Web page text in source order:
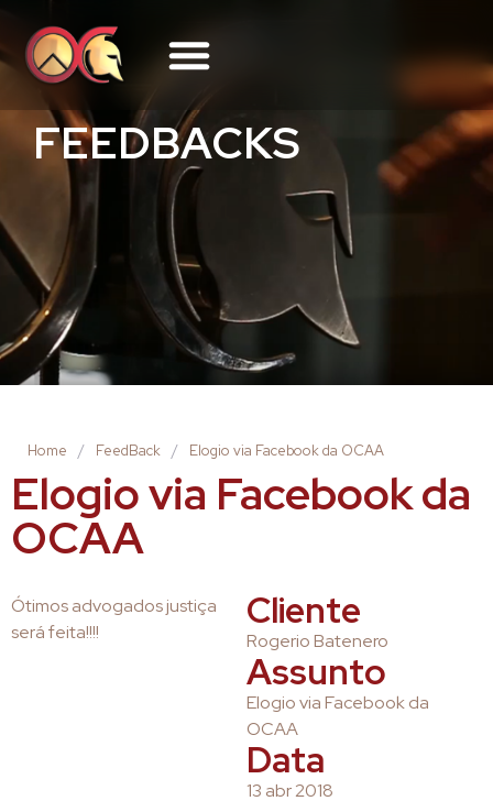
FEEDBACKS
Home / FeedBack / Elogio via Facebook da OCAA
Elogio via Facebook da
OCAA
Ótimos advogados justiça
será feita!!!!
Cliente
Rogerio Batenero
Assunto
Elogio via Facebook da
OCAA
Data
13 abr 2018